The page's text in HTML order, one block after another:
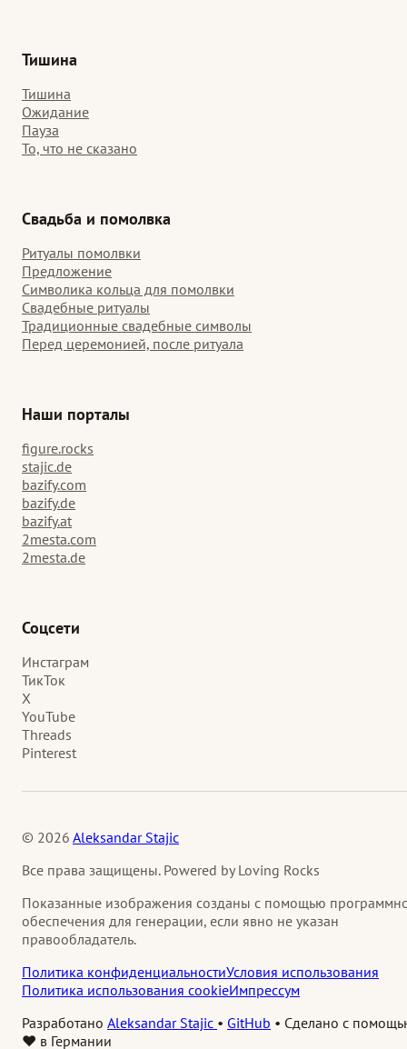
Тишина
Тишина
Ожидание
Пауза
То, что не сказано
Свадьба и помолвка
Ритуалы помолвки
Предложение
Символика кольца для помолвки
Свадебные ритуалы
Традиционные свадебные символы
Перед церемонией, после ритуала
Наши порталы
figure.rocks
stajic.de
bazify.com
bazify.de
bazify.at
2mesta.com
2mesta.de
Соцсети
Инстаграм
ТикТок
X
YouTube
Threads
Pinterest
© 2026 Aleksandar Stajic
Все права защищены. Powered by Loving Rocks
Показанные изображения созданы с помощью
обеспечения для генерации, если явно не указан
правообладатель.
Политика конфиденциальностиУсловия использования
Политика использования cookieИмпрессум
Разработано Aleksandar Stajic • GitHub • Сделано с
❤️ в Германии